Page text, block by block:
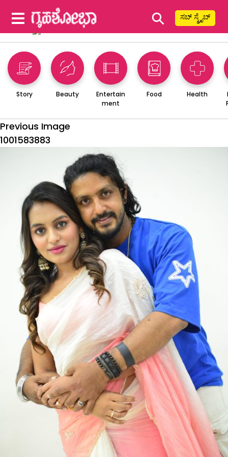
⚲ ಸಬ್ ಸ್ಕ್ರೈಬ್
Story Beauty
Entertain
ment
Food Health
Previous Image
1001583883